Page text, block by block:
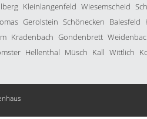
Kleinlangenfeld Wiesemscheid
Gerolstein Schönecken Balesfeld
Kradenbach Gondenbrett
Hellenthal Müsch Kall Wittlich